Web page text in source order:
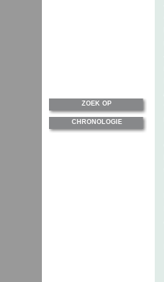
ZOEK OP
CHRONOLOGIE